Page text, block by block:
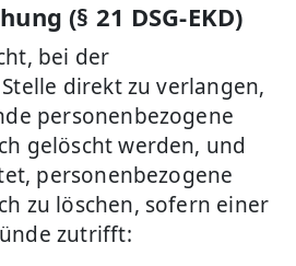
(§ 21 DSG-EKD)
bei der
direkt zu verlangen,
personenbezogene
gelöscht werden, und
personenbezogene
zu löschen, sofern einer
zutrifft: